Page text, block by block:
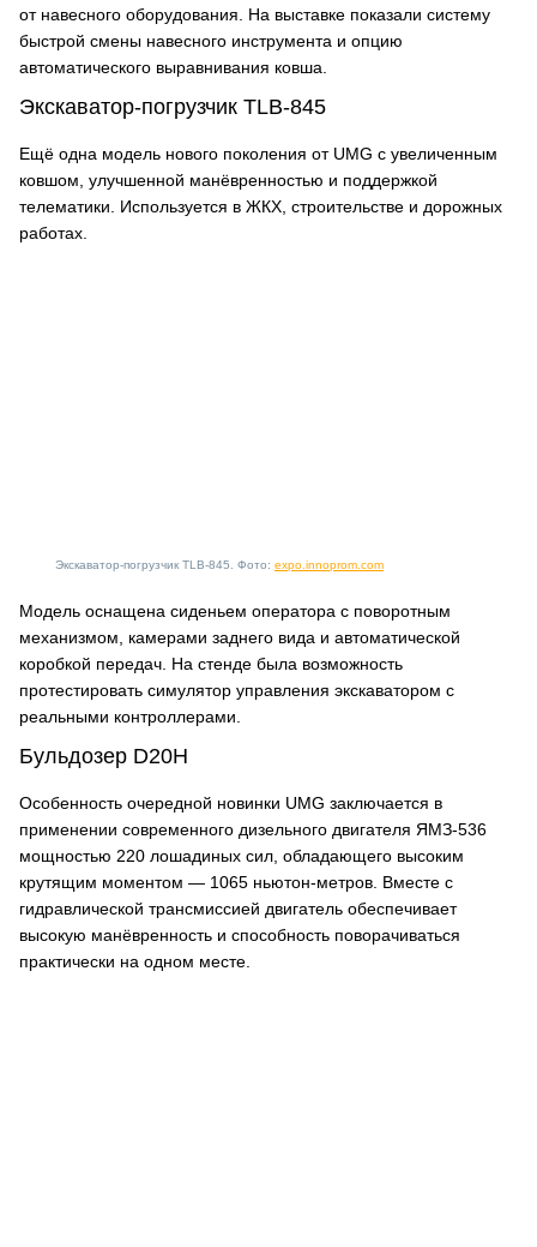
от навесного оборудования. На выставке показали систему
быстрой смены навесного инструмента и опцию
автоматического выравнивания ковша.
Экскаватор-погрузчик TLB-845
Ещё одна модель нового поколения от UMG с увеличенным
ковшом, улучшенной манёвренностью и поддержкой
телематики. Используется в ЖКХ, строительстве и дорожных
работах.
Экскаватор-погрузчик TLB-845. Фото: expo.innoprom.com
Модель оснащена сиденьем оператора с поворотным
механизмом, камерами заднего вида и автоматической
коробкой передач. На стенде была возможность
протестировать симулятор управления экскаватором с
реальными контроллерами.
Бульдозер D20H
Особенность очередной новинки UMG заключается в
применении современного дизельного двигателя ЯМЗ-536
мощностью 220 лошадиных сил, обладающего высоким
крутящим моментом — 1065 ньютон-метров. Вместе с
гидравлической трансмиссией двигатель обеспечивает
высокую манёвренность и способность поворачиваться
практически на одном месте.